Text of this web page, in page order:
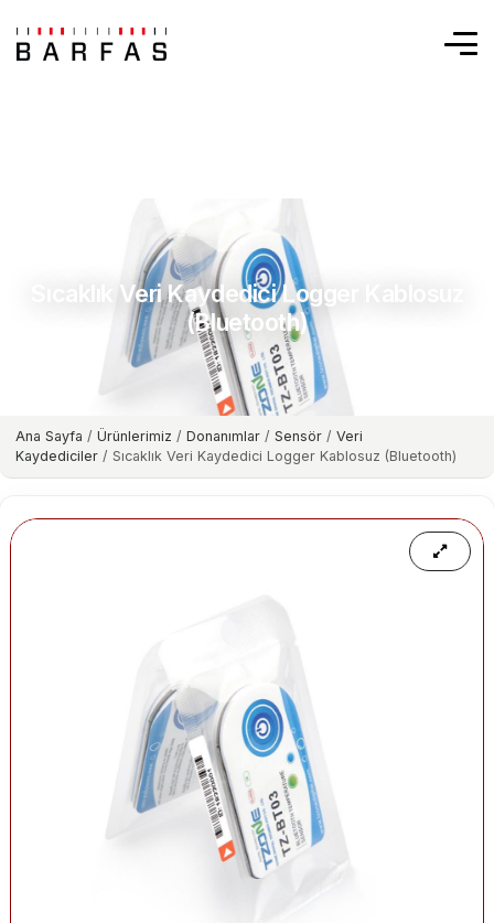
Sıcaklık Veri Kaydedici Logger Kablosuz
(Bluetooth)
Ana Sayfa / Ürünlerimiz / Donanımlar / Sensör / Veri
Kaydediciler / Sıcaklık Veri Kaydedici Logger Kablosuz (Bluetooth)